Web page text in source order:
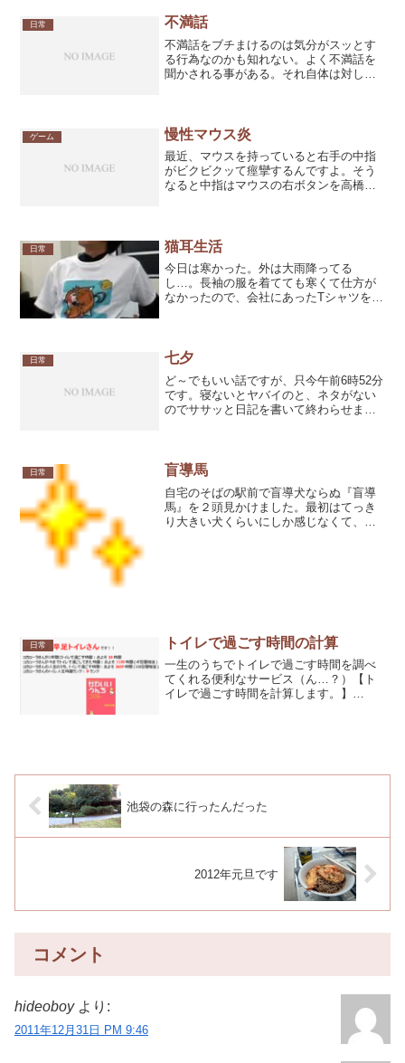
日常 不満話
不満話をブチまけるのは気分がスッとす
る行為なのかも知れない。よく不満話を
聞かされる事がある。それ自体は対して
満話は聞きたくない。でも...
ゲーム 慢性マウス炎
最近、マウスを持っていると右手の中指
がビクビクッて痙攣するんですよ。そう
なると中指はマウスの右ボタンを高橋名
い…、くやしいのに…（ﾋ...
日常 猫耳生活
今日は寒かった。外は大雨降ってる
し…。長袖の服を着てても寒くて仕方が
なかったので、会社にあったTシャツを重
す。ちょっと気取ってみたりし...
日常 七夕
ど～でもいい話ですが、只今午前6時52分
です。寝ないとヤバイのと、ネタがない
のでササッと日記を書いて終わらせま
えないだろうけど…。）...
日常 盲導馬
自宅のそばの駅前で盲導犬ならぬ『盲導
馬』を２頭見かけました。最初はてっき
り大きい犬くらいにしか感じなくて、そ
日常 トイレで過ごす時間の計算
一生のうちでトイレで過ごす時間を調べ
てくれる便利なサービス（ん…？）【ト
イレで過ごす時間を計算します。】
池袋の森に行ったんだった
2012年元旦です
コメント
hideoboy より:
2011年12月31日 PM 9:46